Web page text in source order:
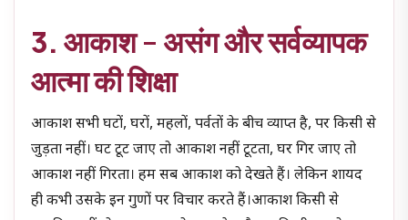
3. आकाश – असंग और सर्वव्यापक
आत्मा की शिक्षा
आकाश सभी घटों, घरों, महलों, पर्वतों के बीच व्याप्त है, पर किसी से
जुड़ता नहीं। घट टूट जाए तो आकाश नहीं टूटता, घर गिर जाए तो
आकाश नहीं गिरता। हम सब आकाश को देखते हैं। लेकिन शायद
ही कभी उसके इन गुणों पर विचार करते हैं।आकाश किसी से